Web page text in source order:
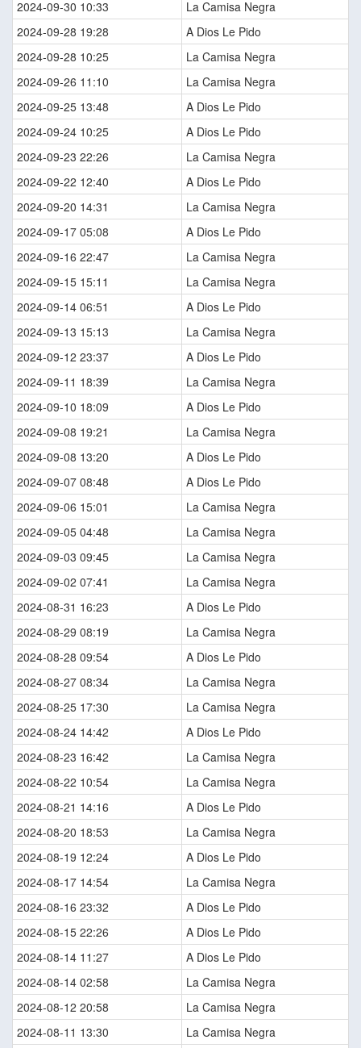
2024-09-30 10:33
La Camisa Negra
2024-09-28 19:28
A Dios Le Pido
2024-09-28 10:25
La Camisa Negra
2024-09-26 11:10
La Camisa Negra
2024-09-25 13:48
A Dios Le Pido
2024-09-24 10:25
A Dios Le Pido
2024-09-23 22:26
La Camisa Negra
2024-09-22 12:40
A Dios Le Pido
2024-09-20 14:31
La Camisa Negra
2024-09-17 05:08
A Dios Le Pido
2024-09-16 22:47
La Camisa Negra
2024-09-15 15:11
La Camisa Negra
2024-09-14 06:51
A Dios Le Pido
2024-09-13 15:13
La Camisa Negra
2024-09-12 23:37
A Dios Le Pido
2024-09-11 18:39
La Camisa Negra
2024-09-10 18:09
A Dios Le Pido
2024-09-08 19:21
La Camisa Negra
2024-09-08 13:20
A Dios Le Pido
2024-09-07 08:48
A Dios Le Pido
2024-09-06 15:01
La Camisa Negra
2024-09-05 04:48
La Camisa Negra
2024-09-03 09:45
La Camisa Negra
2024-09-02 07:41
La Camisa Negra
2024-08-31 16:23
A Dios Le Pido
2024-08-29 08:19
La Camisa Negra
2024-08-28 09:54
A Dios Le Pido
2024-08-27 08:34
La Camisa Negra
2024-08-25 17:30
La Camisa Negra
2024-08-24 14:42
A Dios Le Pido
2024-08-23 16:42
La Camisa Negra
2024-08-22 10:54
La Camisa Negra
2024-08-21 14:16
A Dios Le Pido
2024-08-20 18:53
La Camisa Negra
2024-08-19 12:24
A Dios Le Pido
2024-08-17 14:54
La Camisa Negra
2024-08-16 23:32
A Dios Le Pido
2024-08-15 22:26
A Dios Le Pido
2024-08-14 11:27
A Dios Le Pido
2024-08-14 02:58
La Camisa Negra
2024-08-12 20:58
La Camisa Negra
2024-08-11 13:30
La Camisa Negra